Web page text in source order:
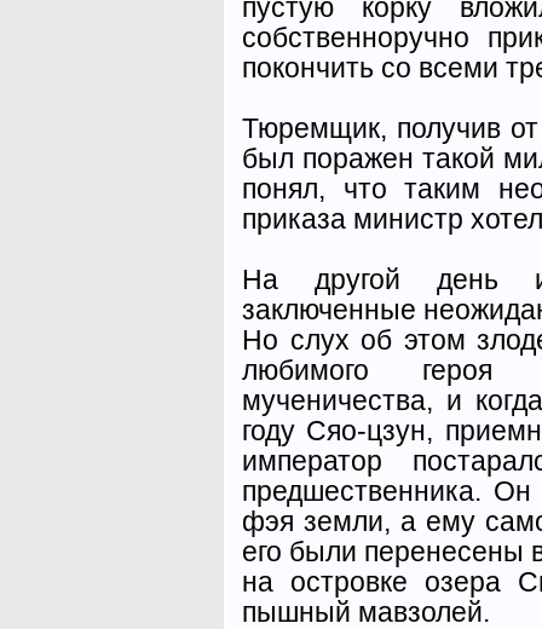
пустую корку
собственноручно
покончить со всеми
Тюремщик, получив
был поражен такой
понял, что таким
приказа министр
На другой день
заключенные
Но слух об этом
любимого героя
мученичества, и
году Сяо-цзун,
император
предшественника.
фэя земли, а ему
его были перенесены
на островке озера
пышный мавзолей.